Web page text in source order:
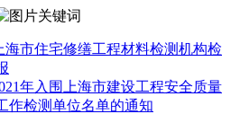
海市住宅修缮工程材料检测机构检
年入围上海市建设工程安全质量
作检测单位名单的通知